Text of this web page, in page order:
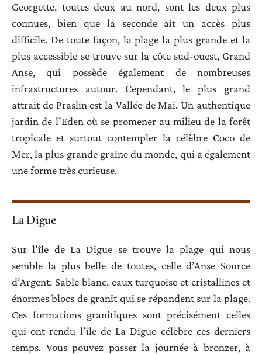
Georgette, toutes deux au nord, sont les deux plus
connues, bien que la seconde ait un accès plus
difficile. De toute façon, la plage la plus grande et la
plus accessible se trouve sur la côte sud-ouest, Grand
Anse, qui possède également de nombreuses
infrastructures autour. Cependant, le plus grand
attrait de Praslin est la Vallée de Mai. Un authentique
jardin de l’Eden où se promener au milieu de la forêt
tropicale et surtout contempler la célèbre Coco de
Mer, la plus grande graine du monde, qui a également
une forme très curieuse.
La Digue
Sur l’île de La Digue se trouve la plage qui nous
semble la plus belle de toutes, celle d’Anse Source
d’Argent. Sable blanc, eaux turquoise et cristallines et
énormes blocs de granit qui se répandent sur la plage.
Ces formations granitiques sont précisément celles
qui ont rendu l’île de La Digue célèbre ces derniers
temps. Vous pouvez passer la journée à bronzer, à